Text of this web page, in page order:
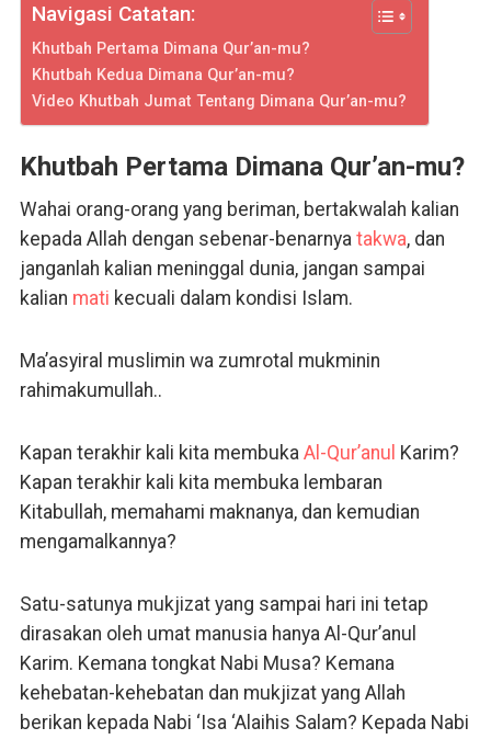
Navigasi Catatan:
Khutbah Pertama Dimana Qur’an-mu?
Khutbah Kedua Dimana Qur’an-mu?
Video Khutbah Jumat Tentang Dimana Qur’an-mu?
Khutbah Pertama Dimana Qur’an-mu?
Wahai orang-orang yang beriman, bertakwalah kalian
kepada Allah dengan sebenar-benarnya takwa, dan
janganlah kalian meninggal dunia, jangan sampai
kalian mati kecuali dalam kondisi Islam.
Ma’asyiral muslimin wa zumrotal mukminin
rahimakumullah..
Kapan terakhir kali kita membuka Al-Qur’anul Karim?
Kapan terakhir kali kita membuka lembaran
Kitabullah, memahami maknanya, dan kemudian
mengamalkannya?
Satu-satunya mukjizat yang sampai hari ini tetap
dirasakan oleh umat manusia hanya Al-Qur’anul
Karim. Kemana tongkat Nabi Musa? Kemana
kehebatan-kehebatan dan mukjizat yang Allah
berikan kepada Nabi ‘Isa ‘Alaihis Salam? Kepada Nabi